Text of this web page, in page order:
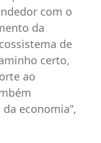
com o
da
de
certo,
ao
economia”,